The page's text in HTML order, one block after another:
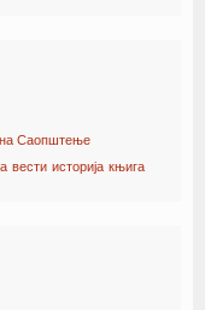
Саопштење
вести историја књига